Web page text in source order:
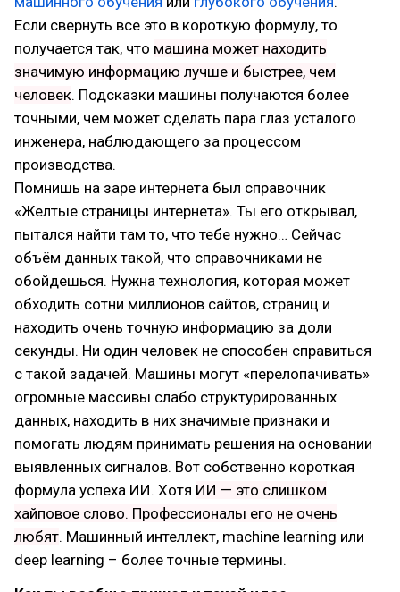
Если свернуть все это в короткую формулу, то
получается так, что машина может находить
значимую информацию лучше и быстрее, чем
человек. Подсказки машины получаются более
точными, чем может сделать пара глаз усталого
инженера, наблюдающего за процессом
производства.
Помнишь на заре интернета был справочник
«Желтые страницы интернета». Ты его открывал,
пытался найти там то, что тебе нужно… Сейчас
объём данных такой, что справочниками не
обойдешься. Нужна технология, которая может
обходить сотни миллионов сайтов, страниц и
находить очень точную информацию за доли
секунды. Ни один человек не способен справиться
с такой задачей. Машины могут «перелопачивать»
огромные массивы слабо структурированных
данных, находить в них значимые признаки и
помогать людям принимать решения на основании
выявленных сигналов. Вот собственно короткая
формула успеха ИИ. Хотя ИИ — это слишком
хайповое слово. Профессионалы его не очень
любят. Машинный интеллект, machine learning или
deep learning – более точные термины.